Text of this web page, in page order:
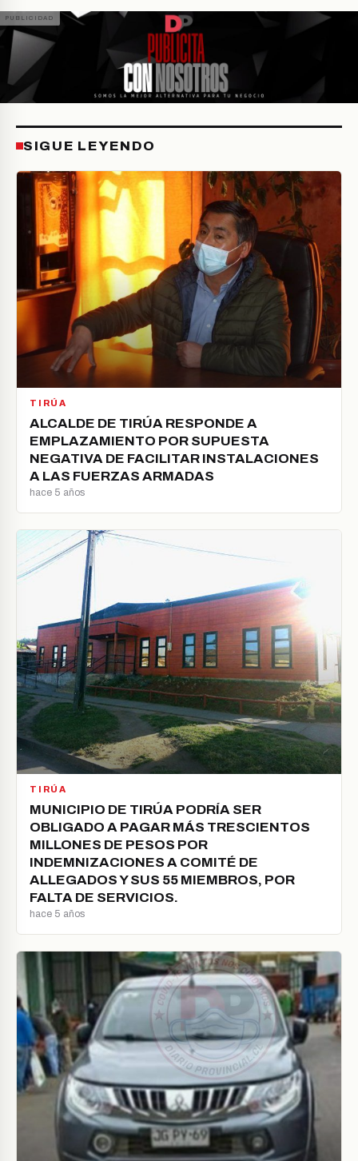
SIGUE LEYENDO
TIRÚA
ALCALDE DE TIRÚA RESPONDE A
EMPLAZAMIENTO POR SUPUESTA
NEGATIVA DE FACILITAR INSTALACIONES
A LAS FUERZAS ARMADAS
hace 5 años
TIRÚA
MUNICIPIO DE TIRÚA PODRÍA SER
OBLIGADO A PAGAR MÁS TRESCIENTOS
MILLONES DE PESOS POR
INDEMNIZACIONES A COMITÉ DE
ALLEGADOS Y SUS 55 MIEMBROS, POR
FALTA DE SERVICIOS.
hace 5 años